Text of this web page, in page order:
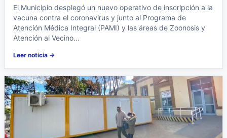
El Municipio desplegó un nuevo operativo de inscripción a la
vacuna contra el coronavirus y junto al Programa de
Atención Médica Integral (PAMI) y las áreas de Zoonosis y
Atención al Vecino...
Leer noticia →